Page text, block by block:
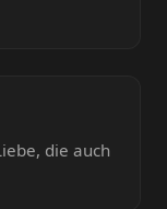
die auch